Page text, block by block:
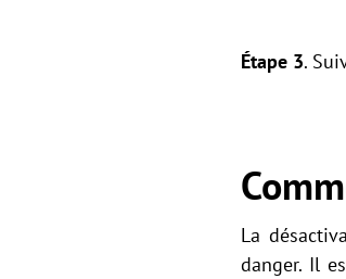
Étape 3.
La
danger. Il